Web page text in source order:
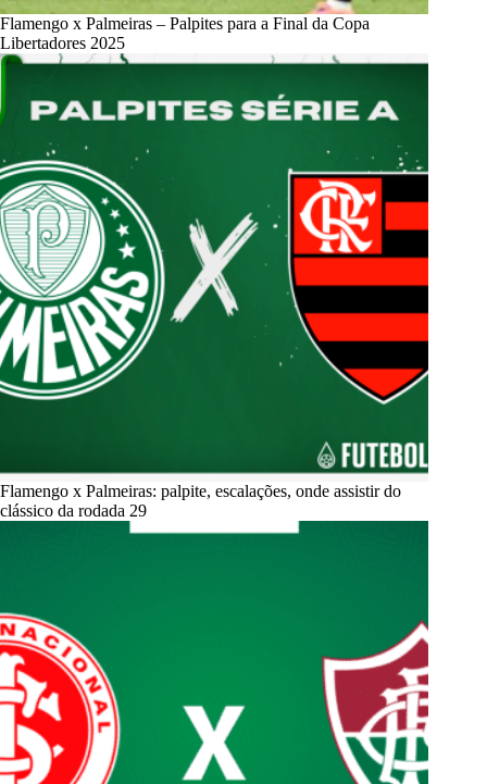
Flamengo x Palmeiras – Palpites para a Final da Copa
Libertadores 2025
Flamengo x Palmeiras: palpite, escalações, onde assistir do
clássico da rodada 29